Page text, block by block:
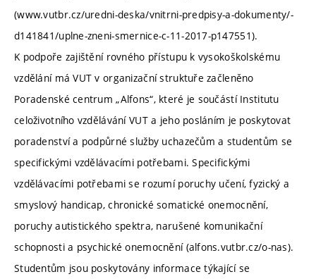
(www.vutbr.cz/uredni-deska/vnitrni-predpisy-a-dokumenty/-
d141841/uplne-zneni-smernice-c-11-2017-p147551).
K podpoře zajištění rovného přístupu k vysokoškolskému
vzdělání má VUT v organizační struktuře začleněno
Poradenské centrum „Alfons“, které je součástí Institutu
celoživotního vzdělávání VUT a jeho posláním je poskytovat
poradenství a podpůrné služby uchazečům a studentům se
specifickými vzdělávacími potřebami. Specifickými
vzdělávacími potřebami se rozumí poruchy učení, fyzický a
smyslový handicap, chronické somatické onemocnění,
poruchy autistického spektra, narušené komunikační
schopnosti a psychické onemocnění (alfons.vutbr.cz/o-nas).
Studentům jsou poskytovány informace týkající se